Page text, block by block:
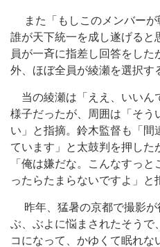
また「もしこのメンバーが
誰が天下統一を成し遂げると
員が一斉に指差し回答をした
外、ほぼ全員が綾瀬を選択す
当の綾瀬は「ええ、いいん
様子だったが、周囲は「そう
い」と指摘。鈴木監督も「間
ています」と太鼓判を押した
「俺は嫌だな。こんなすっ
ったらたまらないですよ」と
昨年、猛暑の京都で撮影が
ぶ、ぶよに悩まされたそうで
コになって、かゆくて眠れ